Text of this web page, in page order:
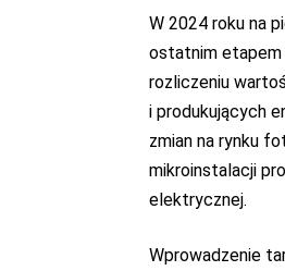
W 2024 roku na
ostatnim etapem
rozliczeniu
i produkujących
zmian na rynku
mikroinstalacji
elektrycznej.
Wprowadzenie